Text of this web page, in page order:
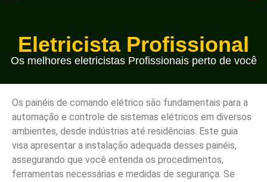
Eletricista Profissional
Os melhores eletricistas Profissionais perto de você
Os painéis de comando elétrico são fundamentais para a
automação e controle de sistemas elétricos em diversos
ambientes, desde indústrias até residências. Este guia
visa apresentar a instalação adequada desses painéis,
assegurando que você entenda os procedimentos,
ferramentas necessárias e medidas de segurança. Se